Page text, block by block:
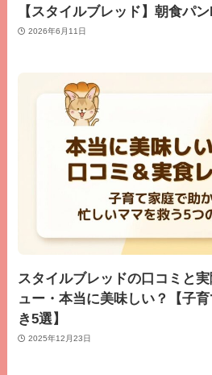
【スタイルブレッド】朝食パ
2026年6月11日
スタイルブレッドの口コミと
ュー・本当に美味しい？【子
き5選】
2025年12月23日